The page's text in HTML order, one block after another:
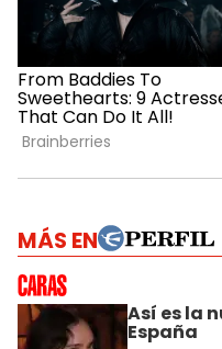
MÁS EN
Así es la
España